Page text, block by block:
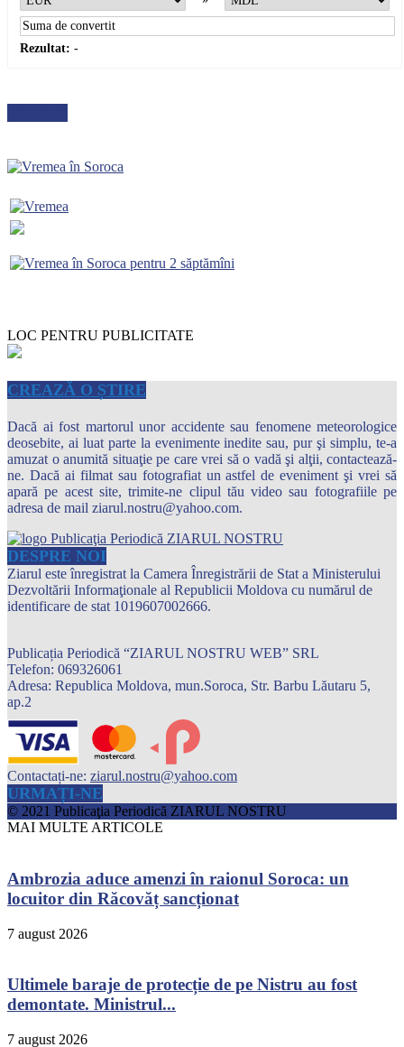
Rezultat: -
LOC PENTRU PUBLICITATE
CREAZĂ O ȘTIRE
Dacă ai fost martorul unor accidente sau fenomene meteorologice
deosebite, ai luat parte la evenimente inedite sau, pur şi simplu, te-a
amuzat o anumită situaţie pe care vrei să o vadă şi alţii, contactează-
ne. Dacă ai filmat sau fotografiat un astfel de eveniment şi vrei să
apară pe acest site, trimite-ne clipul tău video sau fotografiile pe
adresa de mail ziarul.nostru@yahoo.com.
DESPRE NOI
Ziarul este înregistrat la Camera Înregistrării de Stat a Ministerului
Dezvoltării Informaţionale al Republicii Moldova cu numărul de
identificare de stat 1019607002666.
Publicația Periodică “ZIARUL NOSTRU WEB” SRL
Telefon: 069326061
Adresa: Republica Moldova, mun.Soroca, Str. Barbu Lăutaru 5,
ap.2
Contactați-ne: ziarul.nostru@yahoo.com
URMAȚI-NE
© 2021 Publicaţia Periodică ZIARUL NOSTRU
MAI MULTE ARTICOLE
Ambrozia aduce amenzi în raionul Soroca: un
locuitor din Răcovăț sancționat
7 august 2026
Ultimele baraje de protecție de pe Nistru au fost
demontate. Ministrul...
7 august 2026